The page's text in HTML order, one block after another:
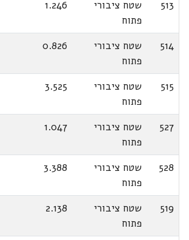
513
שטח ציבורי
פתוח
1.246
514
שטח ציבורי
פתוח
0.826
515
שטח ציבורי
פתוח
3.525
527
שטח ציבורי
פתוח
1.047
528
שטח ציבורי
פתוח
3.388
519
שטח ציבורי
פתוח
2.138